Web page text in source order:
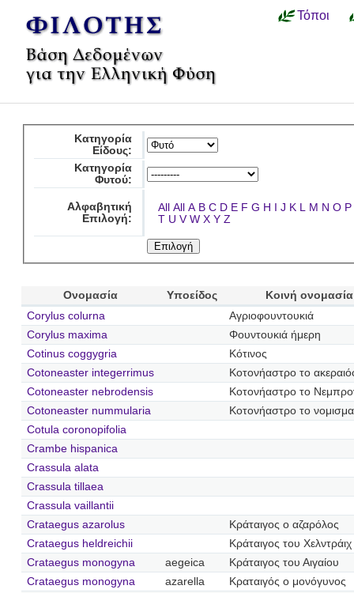
Τόποι
Κατηγορία
Είδους:
Κατηγορία
Φυτού:
Αλφαβητική
Επιλογή:
All All A B C D E F G H I J K L M N O P
T U V W X Y Z
Ονομασία Υποείδος
Κοινή ονομασία
Corylus colurna
Αγριοφουντουκιά
Corylus maxima
Φουντουκιά ήμερη
Cotinus coggygria
Κότινος
Cotoneaster integerrimus
Κοτονήαστρο το
Cotoneaster nebrodensis
Κοτονήαστρο το
Cotoneaster nummularia
Κοτονήαστρο το
Cotula coronopifolia
Crambe hispanica
Crassula alata
Crassula tillaea
Crassula vaillantii
Crataegus azarolus
Κράταιγος ο αζαρόλος
Crataegus heldreichii
Κράταιγος του Χελντράιχ
Crataegus monogyna
aegeica
Κράταιγος του Αιγαίου
Crataegus monogyna
azarella
Κραταιγός ο μονόγυνος